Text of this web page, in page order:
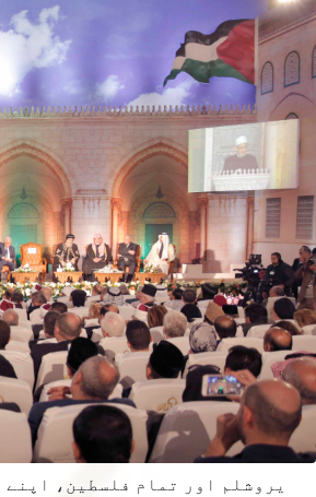
یروشلم اور تمام فلسطین،